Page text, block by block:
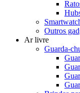
Outros
Ar livre
Guarda-